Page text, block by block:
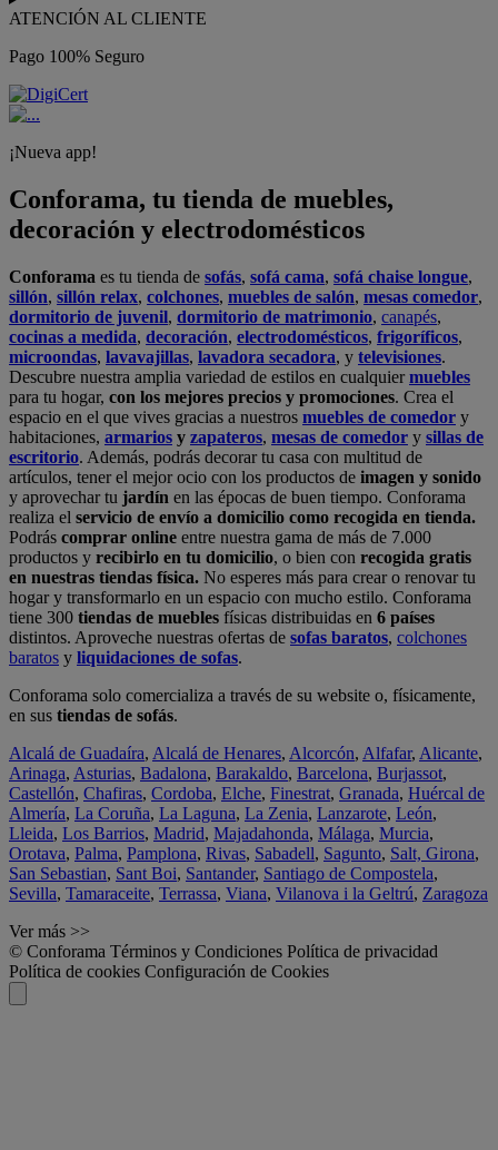
ATENCIÓN AL CLIENTE
Pago 100% Seguro
¡Nueva app!
Conforama, tu tienda de muebles,
decoración y electrodomésticos
Conforama es tu tienda de sofás, sofá cama, sofá chaise longue,
sillón, sillón relax, colchones, muebles de salón, mesas comedor,
dormitorio de juvenil, dormitorio de matrimonio, canapés,
cocinas a medida, decoración, electrodomésticos, frigoríficos,
microondas, lavavajillas, lavadora secadora, y televisiones.
Descubre nuestra amplia variedad de estilos en cualquiermuebles
para tu hogar, con los mejores precios y promociones. Crea el
espacio en el que vives gracias a nuestros muebles de comedor y
habitaciones, armarios y zapateros, mesas de comedor y sillas de
escritorio. Además, podrás decorar tu casa con multitud de
artículos, tener el mejor ocio con los productos de imagen y sonido
y aprovechar tu jardín en las épocas de buen tiempo. Conforama
realiza el servicio de envío a domicilio como recogida en tienda.
Podrás comprar online entre nuestra gama de más de 7.000
productos y recibirlo en tu domicilio, o bien con recogida gratis
en nuestras tiendas física. No esperes más para crear o renovar tu
hogar y transformarlo en un espacio con mucho estilo. Conforama
tiene 300 tiendas de muebles físicas distribuidas en 6 países
distintos. Aproveche nuestras ofertas de sofas baratos, colchones
baratos y liquidaciones de sofas.
Conforama solo comercializa a través de su website o, físicamente,
en sus tiendas de sofás.
Alcalá de Guadaíra, Alcalá de Henares, Alcorcón, Alfafar, Alicante,
Arinaga, Asturias, Badalona, Barakaldo, Barcelona, Burjassot,
Castellón, Chafiras, Cordoba, Elche, Finestrat, Granada, Huércal de
Almería, La Coruña, La Laguna, La Zenia, Lanzarote, León,
Lleida, Los Barrios, Madrid, Majadahonda, Málaga, Murcia,
Orotava, Palma, Pamplona, Rivas, Sabadell, Sagunto, Salt, Girona,
San Sebastian, Sant Boi, Santander, Santiago de Compostela,
Sevilla, Tamaraceite, Terrassa, Viana, Vilanova i la Geltrú, Zaragoza
Ver más >>
© Conforama Términos y Condiciones Política de privacidad
Política de cookies Configuración de Cookies